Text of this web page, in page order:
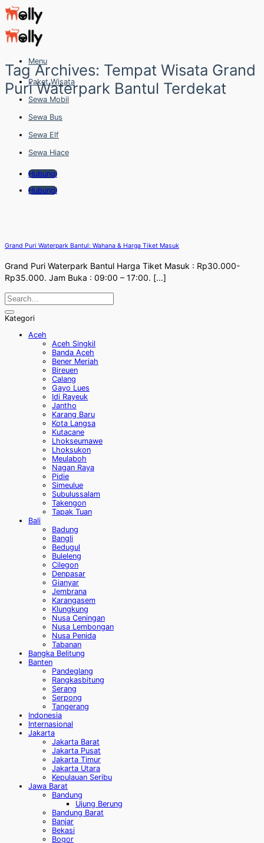
Skip
to
content
Menu
Paket Wisata
Sewa Mobil
Sewa Bus
Sewa Elf
Sewa Hiace
Hubungi
Hubungi
Tag Archives: Tempat Wisata Grand
Puri Waterpark Bantul Terdekat
Grand Puri Waterpark Bantul: Wahana & Harga Tiket Masuk
Grand Puri Waterpark Bantul Harga Tiket Masuk : Rp30.000-
Rp35.000. Jam Buka : 09:00 – 17:00. [...]
Kategori
Aceh
Aceh Singkil
Banda Aceh
Bener Meriah
Bireuen
Calang
Gayo Lues
Idi Rayeuk
Jantho
Karang Baru
Kota Langsa
Kutacane
Lhokseumawe
Lhoksukon
Meulaboh
Nagan Raya
Pidie
Simeulue
Subulussalam
Takengon
Tapak Tuan
Bali
Badung
Bangli
Bedugul
Buleleng
Cilegon
Denpasar
Gianyar
Jembrana
Karangasem
Klungkung
Nusa Ceningan
Nusa Lembongan
Nusa Penida
Tabanan
Bangka Belitung
Banten
Pandeglang
Rangkasbitung
Serang
Serpong
Tangerang
Indonesia
Internasional
Jakarta
Jakarta Barat
Jakarta Pusat
Jakarta Timur
Jakarta Utara
Kepulauan Seribu
Jawa Barat
Bandung
Ujung Berung
Bandung Barat
Banjar
Bekasi
Bogor